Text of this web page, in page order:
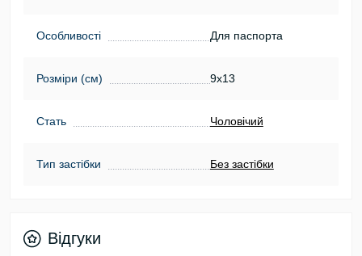
Особливості Для паспорта
Розміри (см) 9х13
Стать Чоловічий
Тип застібки Без застібки
Відгуки